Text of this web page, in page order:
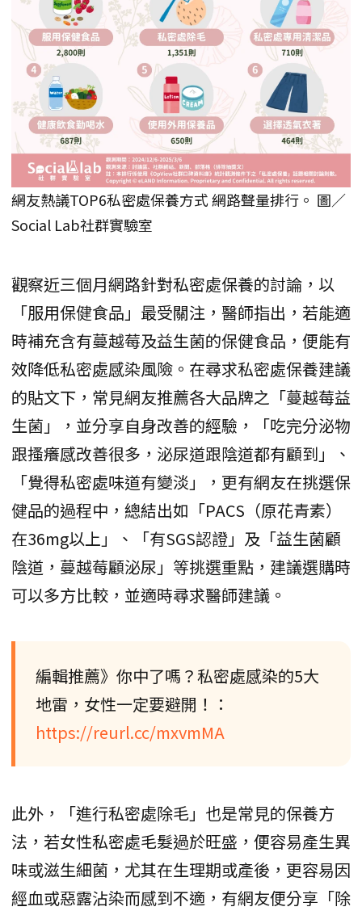
網友熱議TOP6私密處保養方式 網路聲量排行。 圖／
Social Lab社群實驗室
觀察近三個月網路針對私密處保養的討論，以
「服用保健食品」最受關注，醫師指出，若能適
時補充含有蔓越莓及益生菌的保健食品，便能有
效降低私密處感染風險。在尋求私密處保養建議
的貼文下，常見網友推薦各大品牌之「蔓越莓益
生菌」，並分享自身改善的經驗，「吃完分泌物
跟搔癢感改善很多，泌尿道跟陰道都有顧到」、
「覺得私密處味道有變淡」，更有網友在挑選保
健品的過程中，總結出如「PACS（原花青素）
在36mg以上」、「有SGS認證」及「益生菌顧
陰道，蔓越莓顧泌尿」等挑選重點，建議選購時
可以多方比較，並適時尋求醫師建議。
編輯推薦》你中了嗎？私密處感染的5大
地雷，女性一定要避開！：
https://reurl.cc/mxvmMA
此外，「進行私密處除毛」也是常見的保養方
法，若女性私密處毛髮過於旺盛，便容易產生異
味或滋生細菌，尤其在生理期或產後，更容易因
經血或惡露沾染而感到不適，有網友便分享「除